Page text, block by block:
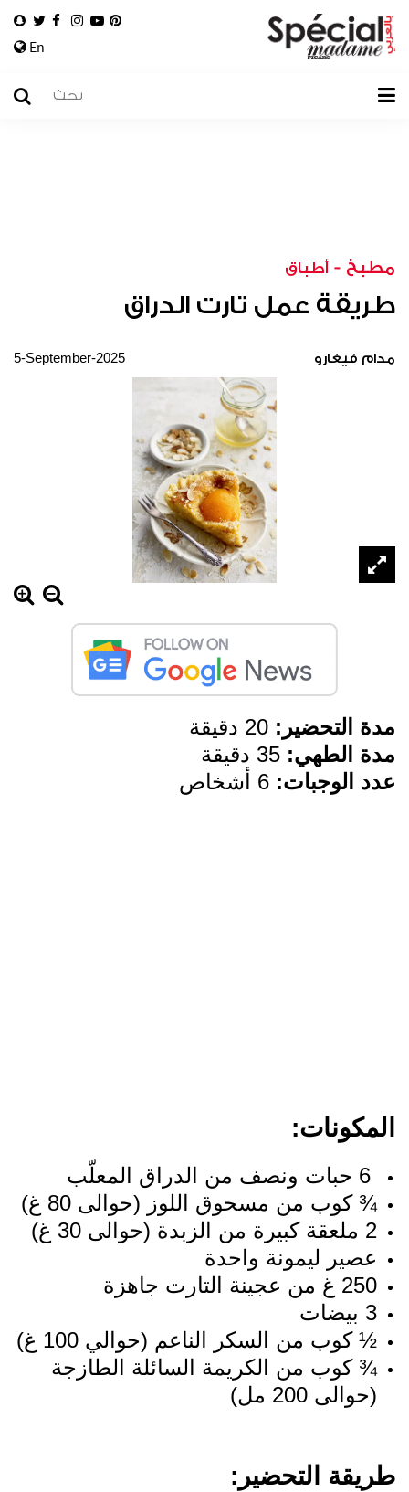
En
مطبخ - أطباق
طريقة عمل تارت الدراق
مدام فيغارو 5-September-2025
مدة التحضير:
مدة الطهي: 35 دقيقة
عدد الوجبات:
المكونات:
‎2 ملعقة كبيرة من الزبدة (حوالى 30 غ)
عصير ليمونة واحدة
‎250 غ من عجينة التارت جاهزة
‎3 بيضات
‎¾ كوب من الكريمة السائلة الطازجة
(حوالى 200 مل)
طريقة التحضير: